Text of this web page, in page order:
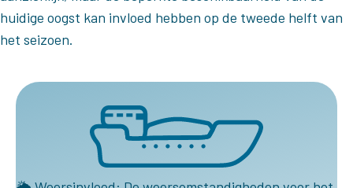
huidige oogst kan invloed hebben op de tweede helft van
het seizoen.